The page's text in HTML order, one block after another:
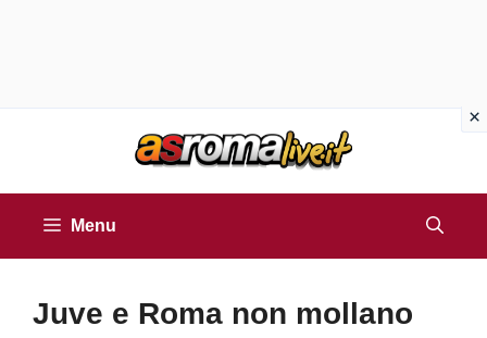
Menu
Juve e Roma non mollano